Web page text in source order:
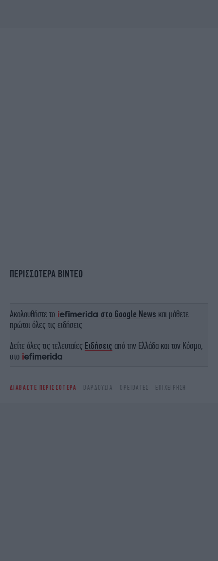
ΠΕΡΙΣΣΟΤΕΡΑ ΒΙΝΤΕΟ
Ακολουθήστε το στο Google News και μάθετε
πρώτοι όλες τις ειδήσεις
Δείτε όλες τις τελευταίες Ειδήσεις από την Ελλάδα και τον Κόσμο,
στο
ΔΙΑΒΑΣΤΕ ΠΕΡΙΣΣΟΤΕΡΑ ΒΑΡΔΟΎΣΙΑ ΟΡΕΙΒΆΤΕΣ ΕΠΙΧΕΊΡΗΣΗ